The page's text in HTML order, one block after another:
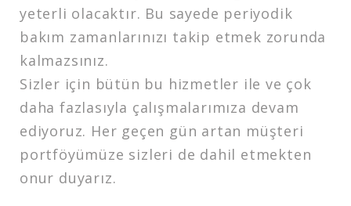
yeterli olacaktır. Bu sayede periyodik
bakım zamanlarınızı takip etmek zorunda
kalmazsınız.
Sizler için bütün bu hizmetler ile ve çok
daha fazlasıyla çalışmalarımıza devam
ediyoruz. Her geçen gün artan müşteri
portföyümüze sizleri de dahil etmekten
onur duyarız.